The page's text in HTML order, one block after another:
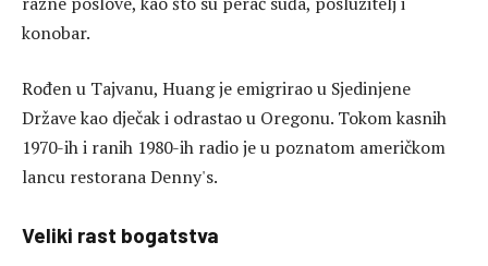
konobar.
Rođen u Tajvanu, Huang je emigrirao u Sjedinjene
Države kao dječak i odrastao u Oregonu. Tokom kasnih
1970-ih i ranih 1980-ih radio je u poznatom američkom
lancu restorana Denny's.
Veliki rast bogatstva